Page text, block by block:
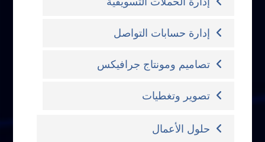
إدارة حسابات التواصل
تصاميم ومونتاج جرافيكس
تصوير وتغطيات
حلول الأعمال